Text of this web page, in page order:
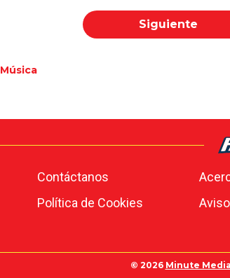
Siguiente
Música
Contáctanos
Política de Cookies
© 2026 Minute Media